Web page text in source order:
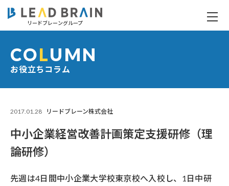
リードブレーングループ
お役立ちコラム
COLUMN
2017.01.28 リードブレーン株式会社
中小企業経営改善計画策定支援研修（理
論研修）
先週は4日間中小企業大学校東京校へ入校し、1日中研